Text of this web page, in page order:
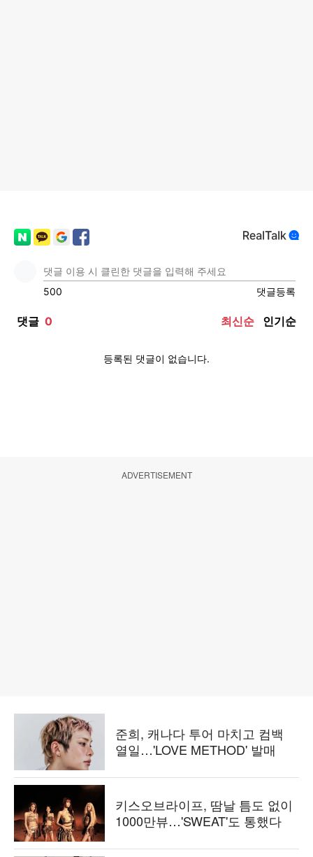
ADVERTISEMENT
준희, 캐나다 투어 마치고 컴백
열일…'LOVE METHOD' 발매
키스오브라이프, 땀날 틈도 없이
1000만뷰…'SWEAT'도 통했다